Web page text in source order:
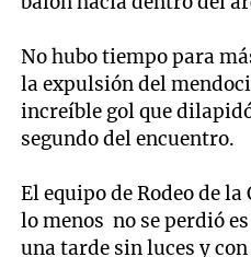
No hubo tiempo para
la expulsión del
increíble gol que
segundo del encuentro.
El equipo de Rodeo de
lo menos no se perdió
una tarde sin luces y